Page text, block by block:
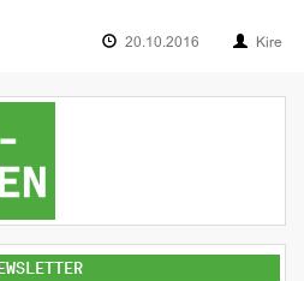
20.10.2016 Kire